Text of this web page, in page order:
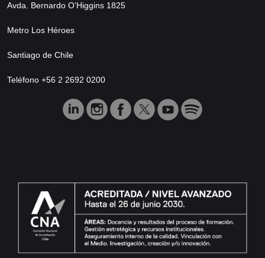
Avda. Bernardo O’Higgins 1825
Metro Los Héroes
Santiago de Chile
Teléfono +56 2 2692 0200